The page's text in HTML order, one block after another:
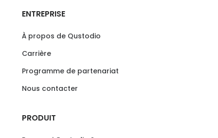
ENTREPRISE
À propos de Qustodio
Carrière
Programme de partenariat
Nous contacter
PRODUIT